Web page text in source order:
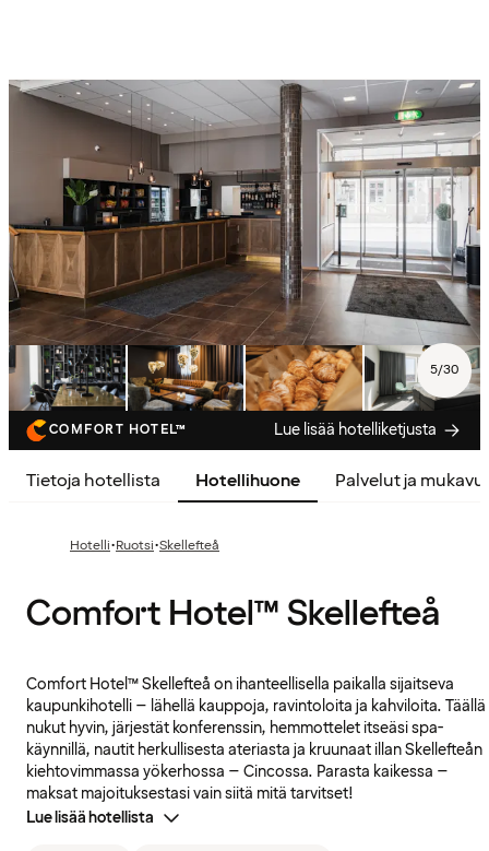
5/30
COMFORT HOTEL™ Lue lisää hotelliketjusta
Tietoja hotellista Hotellihuone Palvelut ja
Hotelli·Ruotsi·Skellefteå
Comfort Hotel™ Skellefteå
Comfort Hotel™ Skellefteå on ihanteellisella paikalla sijaitseva
kaupunkihotelli – lähellä kauppoja, ravintoloita ja kahviloita. Täällä
nukut hyvin, järjestät konferenssin, hemmottelet itseäsi spa-
käynnillä, nautit herkullisesta ateriasta ja kruunaat illan Skellefteån
kiehtovimmassa yökerhossa – Cincossa. Parasta kaikessa –
maksat majoituksestasi vain siitä mitä tarvitset!
Lue lisää hotellista